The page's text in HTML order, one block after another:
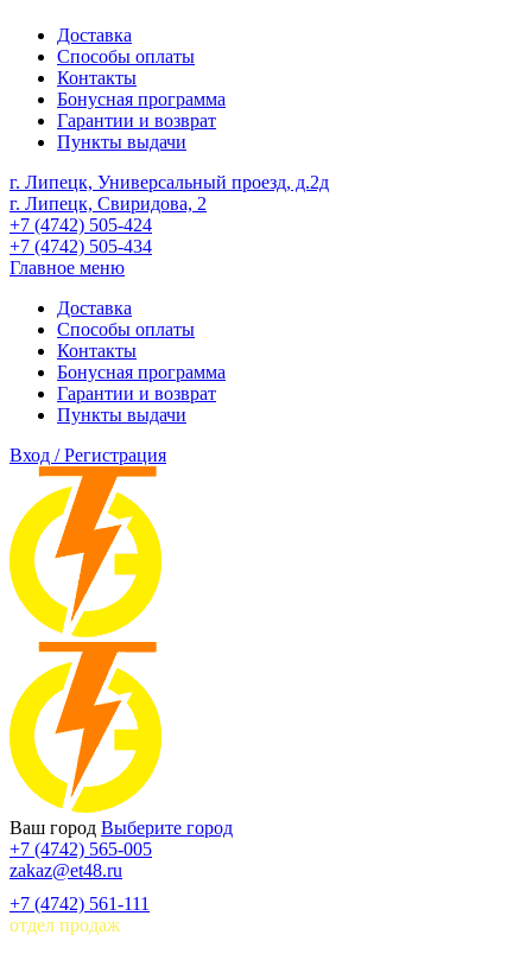
Доставка
Способы оплаты
Контакты
Бонусная программа
Гарантии и возврат
Пункты выдачи
г. Липецк, Универсальный проезд, д.2д
г. Липецк, Свиридова, 2
+7 (4742) 505-424
+7 (4742) 505-434
Главное меню
Доставка
Способы оплаты
Контакты
Бонусная программа
Гарантии и возврат
Пункты выдачи
Вход / Регистрация
Ваш город Выберите город
+7 (4742) 565-005
zakaz@et48.ru
+7 (4742) 561-111
отдел продаж